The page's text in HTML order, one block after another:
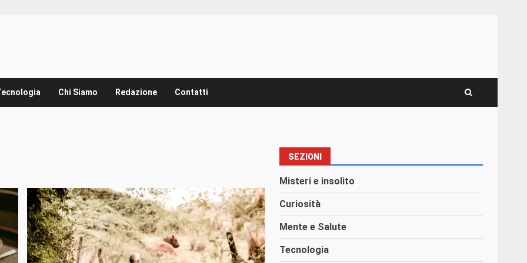
Chi Siamo Redazione Contatti
SEZIONI
Misteri e insolito
Curiosità
Mente e Salute
Tecnologia